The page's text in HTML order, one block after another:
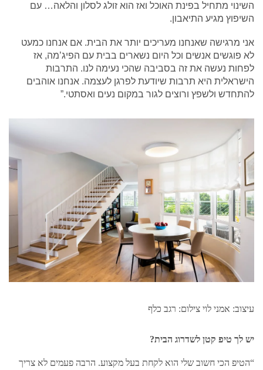
השינוי מתחיל בפינת האוכל ואז הוא זולג לסלון והלאה… עם
השיפוץ מגיע התיאבון.
אני מרגישה שאנחנו מעריכים יותר את הבית. אם אנחנו כמעט
לא פוגשים אנשים וכל היום נשארים בבית עם הפיג’מה, אז
לפחות נעשה את זה בסביבה שהכי נעימה לנו. התרבות
הישראלית היא תרבות שיודעת לפרגן לעצמה. אנחנו אוהבים
להתחדש ולשפץ ורוצים לגור במקום נעים ואסתטי.”
עיצוב: אמני לוי צילום: רגב כלף
יש לך טיפ קטן לשדרוג הבית?
“הטיפ הכי חשוב שלי הוא לקחת בעל מקצוע. הרבה פעמים לא צריך